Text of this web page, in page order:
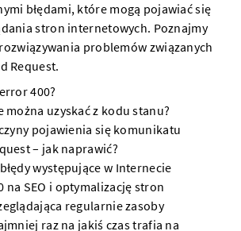
błędami, które mogą pojawiać się
stron internetowych. Poznajmy
problemów związanych
Request.
400?
uzyskać z kodu stanu?
pojawienia się komunikatu
– jak naprawić?
występujące w Internecie
na SEO i optymalizację stron
regularnie zasoby
raz na jakiś czas trafia na